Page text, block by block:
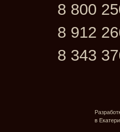
8 800
8 912
8 343
в